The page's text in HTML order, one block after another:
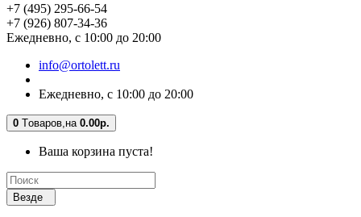
+7 (495) 295-66-54
+7 (926) 807-34-36
Ежедневно, с 10:00 до 20:00
info@ortolett.ru
Ежедневно, с 10:00 до 20:00
0 Tоваров, на 0.00р.
Ваша корзина пуста!
Везде